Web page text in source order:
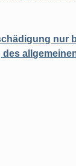
nur